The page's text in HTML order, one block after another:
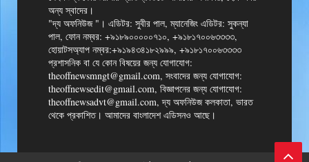
অন্য স্বাদের।
"দ্য অফনিউজ "। এডিটর: সুবীর পাল, ম্যানেজিং এডিটর: সুকন্যা
পাল, ফোন নম্বর: +৯১৮৯০০০০০৭১০, +৯১৮১৭০০৬৩৩৩৩,
হোয়াটসঅ্যাপ নম্বর:+৯১৯৪৩৪১৮২৯৯৯, +৯১৮১৭০০৬৩৩৩৩
প্রশাসনিক বা যে কোন বিষয়ের জন্য যোগাযোগ:
theoffnewsmngt@gmail.com, সংবাদের জন্য যোগাযোগ:
theoffnewsedit@gmail.com, বিজ্ঞাপনের জন্য যোগাযোগ:
theoffnewsadvt@gmail.com, দ্য অফনিউজ কলকাতা, ভারত
থেকে প্রকাশিত। আমাদের বাংলাদেশ এডিসনও আছে।